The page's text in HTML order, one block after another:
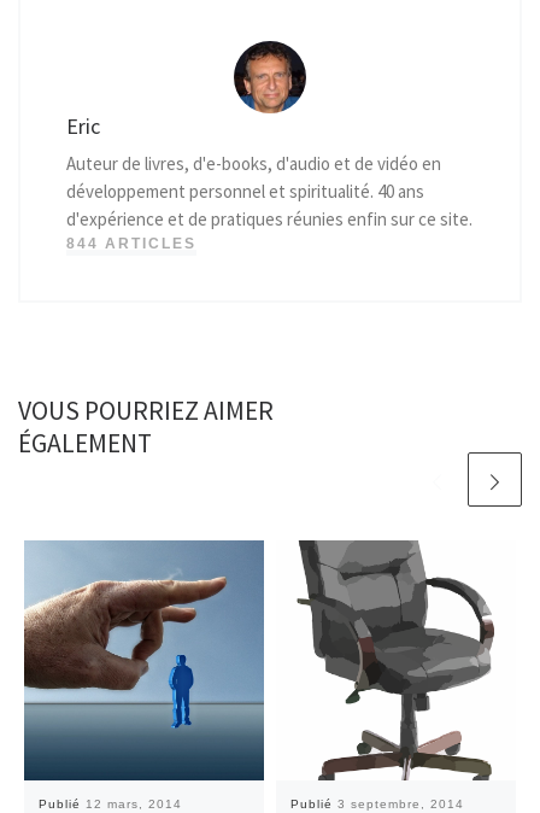
Eric
Auteur de livres, d'e-books, d'audio et de vidéo en
développement personnel et spiritualité. 40 ans
d'expérience et de pratiques réunies enfin sur ce site.
844 ARTICLES
VOUS POURRIEZ AIMER
ÉGALEMENT
Publié 12 mars, 2014 Publié 3 septembre, 2014